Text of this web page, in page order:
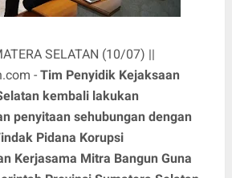
SELATAN (10/07) ||
- Tim Penyidik Kejaksaan
kembali lakukan
penyitaan sehubungan dengan
Pidana Korupsi
Kerjasama Mitra Bangun Guna